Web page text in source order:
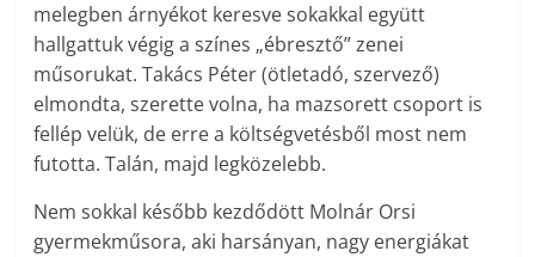
melegben árnyékot keresve sokakkal együtt
hallgattuk végig a színes „ébresztő” zenei
műsorukat. Takács Péter (ötletadó, szervező)
elmondta, szerette volna, ha mazsorett csoport is
fellép velük, de erre a költségvetésből most nem
futotta. Talán, majd legközelebb.
Nem sokkal később kezdődött Molnár Orsi
gyermekműsora, aki harsányan, nagy energiákat